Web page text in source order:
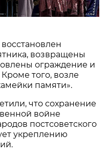
возвращены
ограждение и
того, возле
памяти».
что сохранение
войне
постсоветского
укреплению